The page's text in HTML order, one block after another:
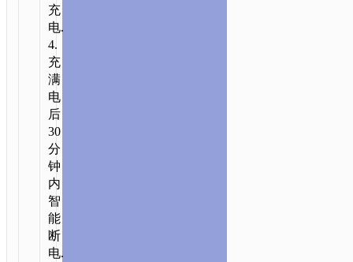
TYPE-
/ U124
充
电.
4.
充
满
电
后
30
分
钟
内
智
能
断
电.